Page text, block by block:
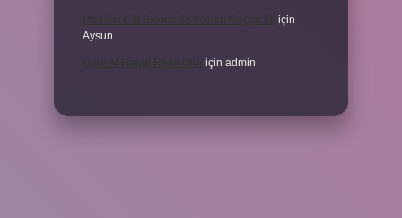
için
Aysun
için admin